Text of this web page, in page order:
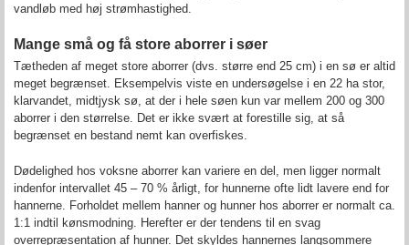
vandløb med høj strømhastighed.
Mange små og få store aborrer i søer
Tætheden af meget store aborrer (dvs. større end 25 cm) i en sø er altid
meget begrænset. Eksempelvis viste en undersøgelse i en 22 ha stor,
klarvandet, midtjysk sø, at der i hele søen kun var mellem 200 og 300
aborrer i den størrelse. Det er ikke svært at forestille sig, at så
begrænset en bestand nemt kan overfiskes.
Dødelighed hos voksne aborrer kan variere en del, men ligger normalt
indenfor intervallet 45 – 70 % årligt, for hunnerne ofte lidt lavere end for
hannerne. Forholdet mellem hanner og hunner hos aborrer er normalt ca.
1:1 indtil kønsmodning. Herefter er der tendens til en svag
overrepræsentation af hunner. Det skyldes hannernes langsommere